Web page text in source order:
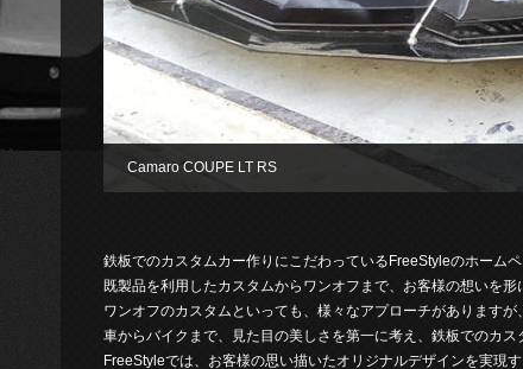
Camaro COUPE LT RS
鉄板でのカスタムカー作りにこだわっているFreeStyleのホーム
既製品を利用したカスタムからワンオフまで、お客様の想いを形
ワンオフのカスタムといっても、様々なアプローチがあります
車からバイクまで、見た目の美しさを第一に考え、鉄板でのカス
FreeStyleでは、お客様の思い描いたオリジナルデザインを実現